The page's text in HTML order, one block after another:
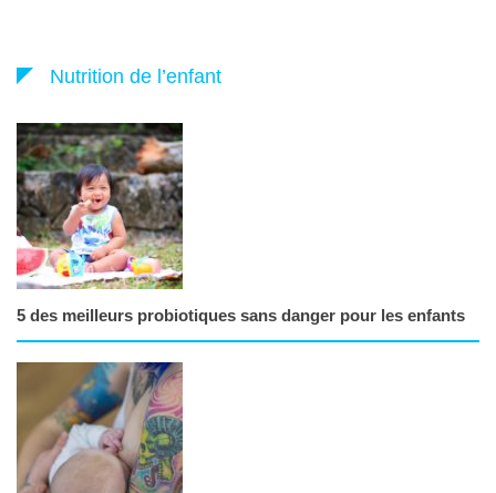
Nutrition de l’enfant
5 des meilleurs probiotiques sans danger pour les enfants